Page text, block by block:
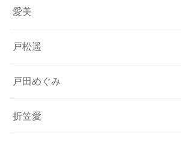
愛美
戸松遥
戸田めぐみ
折笠愛